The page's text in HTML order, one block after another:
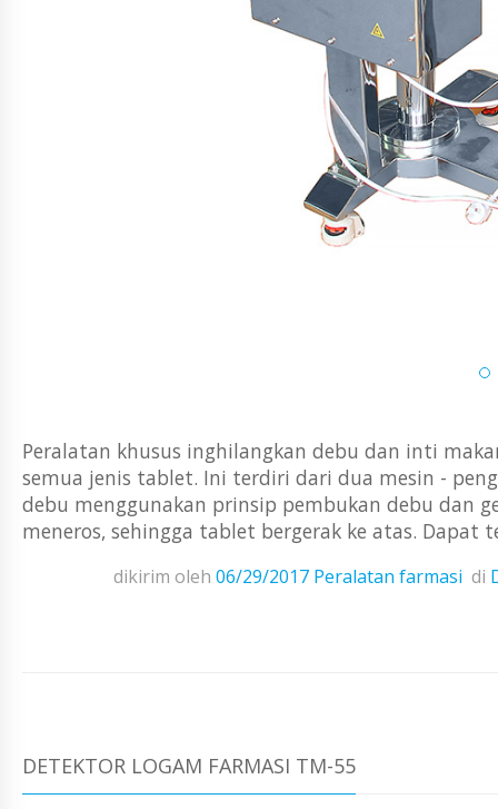
Peralatan khusus inghilangkan debu dan inti
semua jenis tablet. Ini terdiri dari dua mesin -
debu menggunakan prinsip pembukan debu dan
meneros, sehingga tablet bergerak ke atas. Dapat
dikirim oleh 06/29/2017 Peralatan farmasi di
DETEKTOR LOGAM FARMASI TM-55